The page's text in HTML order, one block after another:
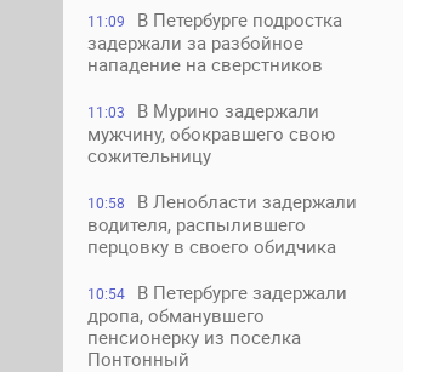
11:09
В Петербурге подростка
задержали за разбойное
нападение на сверстников
11:03
В Мурино задержали
мужчину, обокравшего свою
сожительницу
10:58
В Ленобласти задержали
водителя, распылившего
перцовку в своего обидчика
10:54
В Петербурге задержали
дропа, обманувшего
пенсионерку из поселка
Понтонный